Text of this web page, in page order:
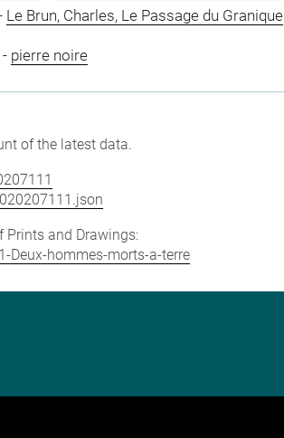
Le Brun, Charles, Le Passage du Granique
pierre noire
of the latest data.
Prints and Drawings:
Deux-hommes-morts-a-terre